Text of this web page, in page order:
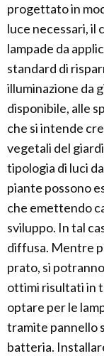
progettato in
luce necessari, il
lampade da
standard di
illuminazione da
disponibile, alle
che si intende
vegetali del
tipologia di luci
piante possono
che emettendo
sviluppo. In tal
diffusa. Mentre
prato, si
ottimi risultati in
optare per le
tramite pannello
batteria.